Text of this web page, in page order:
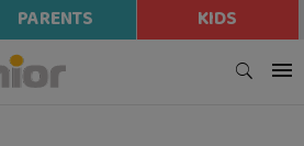
PARENTS KIDS